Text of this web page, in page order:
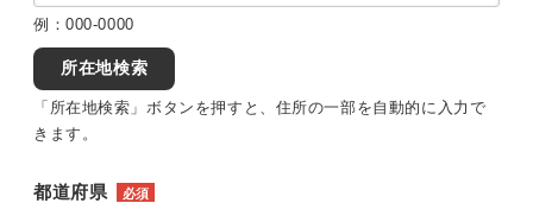
例：000-0000
所在地検索
「所在地検索」ボタンを押すと、住所の一部を自動的に入力で
きます。
都道府県 必須